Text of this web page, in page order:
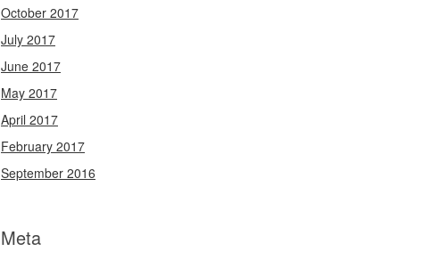
October 2017
July 2017
June 2017
May 2017
April 2017
February 2017
September 2016
Meta